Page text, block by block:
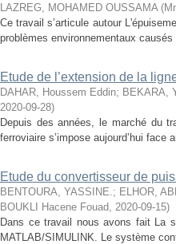
LAZREG, MOHAMED OUSSAMA (
Ce travail s’articule autour
problèmes environnementaux
Etude de l’extension de la
DAHAR, Houssem Eddin; BEKARA,
2020-09-28)
Depuis des années, le marché du
ferroviaire s’impose aujourd’hui
Etude du convertisseur de
BENTOURA, YASSINE.; ELHOR,
BOUKLI Hacene Fouad, 2020-09-15)
Dans ce travail nous avons fait La
MATLAB/SIMULINK. Le système